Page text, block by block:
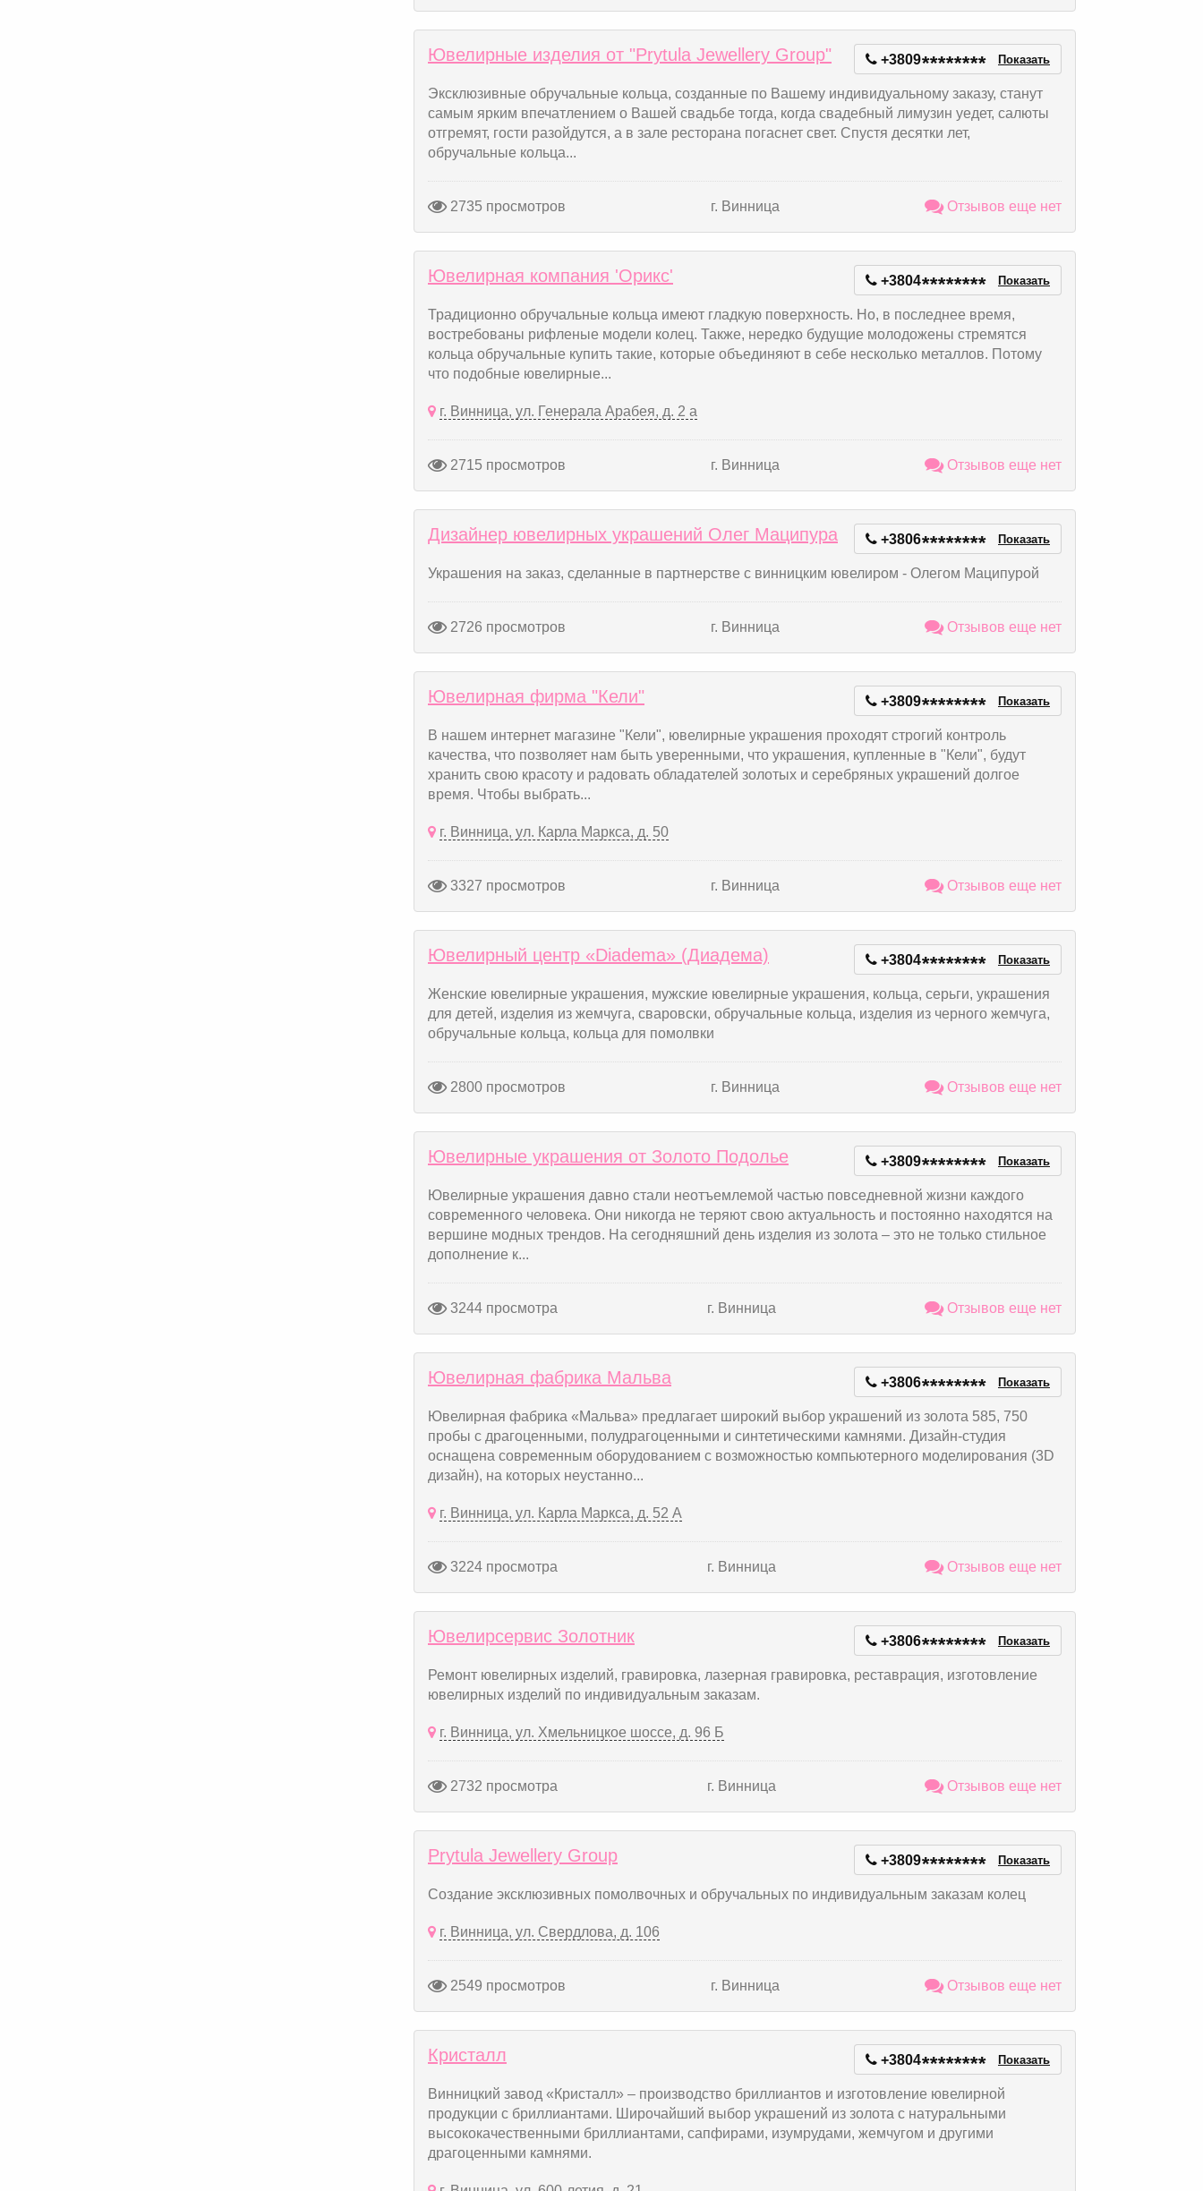
Ювелирные изделия от "Prytula Jewellery Group" +3809******** Показать
Эксклюзивные обручальные кольца, созданные по Вашему индивидуальному заказу, станут
самым ярким впечатлением о Вашей свадьбе тогда, когда свадебный лимузин уедет, салюты
отгремят, гости разойдутся, а в зале ресторана погаснет свет. Спустя десятки лет,
обручальные кольца...
2735 просмотров г. Винница Отзывов еще нет
Ювелирная компания 'Орикс' +3804******** Показать
Традиционно обручальные кольца имеют гладкую поверхность. Но, в последнее время,
востребованы рифленые модели колец. Также, нередко будущие молодожены стремятся
кольца обручальные купить такие, которые объединяют в себе несколько металлов. Потому
что подобные ювелирные...
г. Винница, ул. Генерала Арабея, д. 2 а
2715 просмотров г. Винница Отзывов еще нет
Дизайнер ювелирных украшений Олег Маципура +3806******** Показать
Украшения на заказ, сделанные в партнерстве с винницким ювелиром - Олегом Маципурой
2726 просмотров г. Винница Отзывов еще нет
Ювелирная фирма "Кели" +3809******** Показать
В нашем интернет магазине "Кели", ювелирные украшения проходят строгий контроль
качества, что позволяет нам быть уверенными, что украшения, купленные в "Кели", будут
хранить свою красоту и радовать обладателей золотых и серебряных украшений долгое
время. Чтобы выбрать...
г. Винница, ул. Карла Маркса, д. 50
3327 просмотров г. Винница Отзывов еще нет
Ювелирный центр «Diadema» (Диадема) +3804******** Показать
Женские ювелирные украшения, мужские ювелирные украшения, кольца, серьги, украшения
для детей, изделия из жемчуга, сваровски, обручальные кольца, изделия из черного жемчуга,
обручальные кольца, кольца для помолвки
2800 просмотров г. Винница Отзывов еще нет
Ювелирные украшения от Золото Подолье +3809******** Показать
Ювелирные украшения давно стали неотъемлемой частью повседневной жизни каждого
современного человека. Они никогда не теряют свою актуальность и постоянно находятся на
вершине модных трендов. На сегодняшний день изделия из золота – это не только стильное
дополнение к...
3244 просмотра г. Винница Отзывов еще нет
Ювелирная фабрика Мальва +3806******** Показать
Ювелирная фабрика «Мальва» предлагает широкий выбор украшений из золота 585, 750
пробы с драгоценными, полудрагоценными и синтетическими камнями. Дизайн-студия
оснащена современным оборудованием с возможностью компьютерного моделирования (3D
дизайн), на которых неустанно...
г. Винница, ул. Карла Маркса, д. 52 А
3224 просмотра г. Винница Отзывов еще нет
Ювелирсервис Золотник +3806******** Показать
Ремонт ювелирных изделий, гравировка, лазерная гравировка, реставрация, изготовление
ювелирных изделий по индивидуальным заказам.
г. Винница, ул. Хмельницкое шоссе, д. 96 Б
2732 просмотра г. Винница Отзывов еще нет
Prytula Jewellery Group +3809******** Показать
Создание эксклюзивных помолвочных и обручальных по индивидуальным заказам колец
г. Винница, ул. Свердлова, д. 106
2549 просмотров г. Винница Отзывов еще нет
Кристалл +3804******** Показать
Винницкий завод «Кристалл» – производство бриллиантов и изготовление ювелирной
продукции с бриллиантами. Широчайший выбор украшений из золота с натуральными
высококачественными бриллиантами, сапфирами, изумрудами, жемчугом и другими
драгоценными камнями.